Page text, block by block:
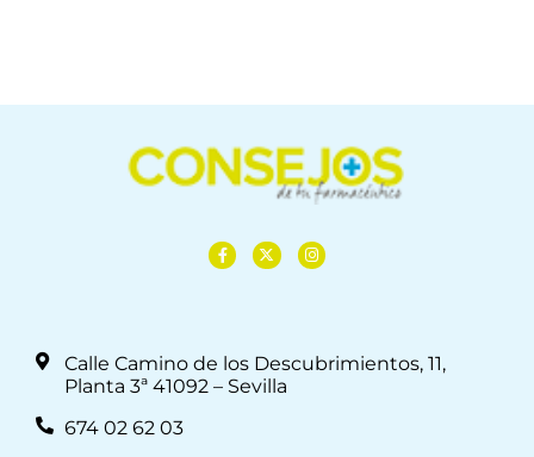
Calle Camino de los Descubrimientos, 11,
Planta 3ª 41092 – Sevilla
674 02 62 03